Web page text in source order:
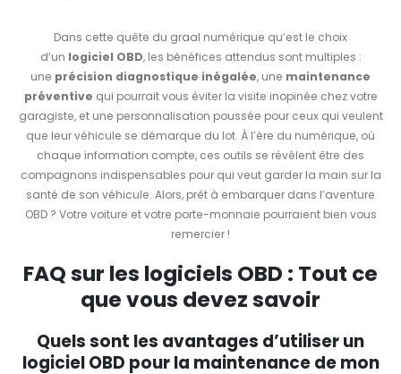
Dans cette quête du graal numérique qu’est le choix
d’un logiciel OBD, les bénéfices attendus sont multiples :
une précision diagnostique inégalée, une maintenance
préventive qui pourrait vous éviter la visite inopinée chez votre
garagiste, et une personnalisation poussée pour ceux qui veulent
que leur véhicule se démarque du lot. À l’ère du numérique, où
chaque information compte, ces outils se révèlent être des
compagnons indispensables pour qui veut garder la main sur la
santé de son véhicule. Alors, prêt à embarquer dans l’aventure
OBD ? Votre voiture et votre porte-monnaie pourraient bien vous
remercier !
FAQ sur les logiciels OBD : Tout ce
que vous devez savoir
Quels sont les avantages d’utiliser un
logiciel OBD pour la maintenance de mon